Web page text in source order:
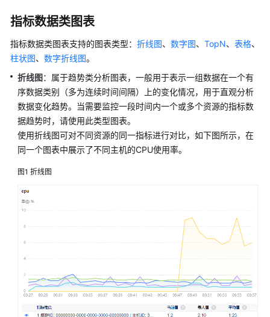
绍
计
费
明
快
速
入
门
用
户
指
南
授
予
使
指标数据类图表
指标数据类图表支持的图表类型： 折线图、 数字图、 TopN、 表格、
柱状图、 数字折线图。
折线图：属于趋势类分析图表，一般用于表示一组数据在一个有
序数据类别（多为连续时间间隔）上的变化情况，用于直观分析
数据变化趋势。当需要监控一段时间内一个或多个资源的指标数
据趋势时，请使用此类型图表。
使用折线图可对不同资源的同一指标进行对比，如下图所示，在
同一个图表中展示了不同主机的CPU使用率。
图1 折线图